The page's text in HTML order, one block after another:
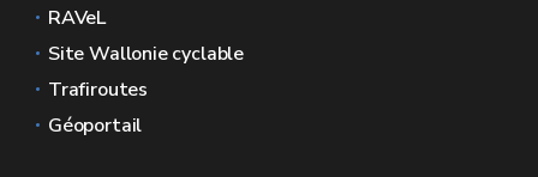
RAVeL
Site Wallonie cyclable
Trafiroutes
Géoportail